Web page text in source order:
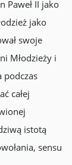
Paweł II jako
jako
swoje
Młodzieży i
podczas
całej
istotą
sensu